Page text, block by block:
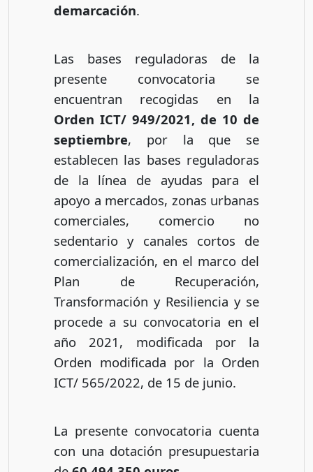
demarcación.
Las bases reguladoras de la
presente convocatoria se
encuentran recogidas en la
Orden ICT/ 949/2021, de 10 de
septiembre, por la que se
establecen las bases reguladoras
de la línea de ayudas para el
apoyo a mercados, zonas urbanas
comerciales, comercio no
sedentario y canales cortos de
comercialización, en el marco del
Plan de Recuperación,
Transformación y Resiliencia y se
procede a su convocatoria en el
año 2021, modificada por la
Orden modificada por la Orden
ICT/ 565/2022, de 15 de junio.
La presente convocatoria cuenta
con una dotación presupuestaria